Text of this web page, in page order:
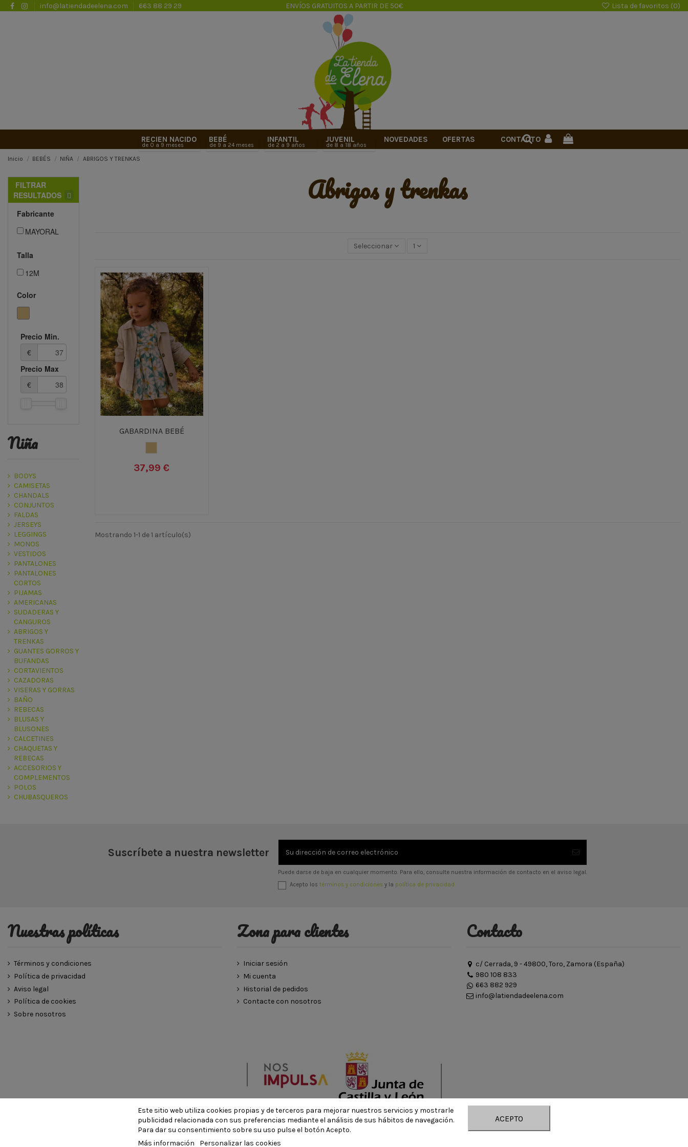
info@latiendadeelena.com 663 88 29 29 ENVÍOS GRATUITOS A PARTIR DE 50€ Lista de favoritos (0)
RECIEN NACIDO
de 0 a 9 meses
BEBÉ
de 9 a 24 meses
INFANTIL
de 2 a 9 años
JUVENIL
de 8 a 18 años
NOVEDADES OFERTAS CONTACTO
Inicio BEBÉS NIÑA ABRIGOS Y TRENKAS
abrigos y trenkas
Seleccionar 1
GABARDINA BEBÉ
37,99 €
Mostrando 1-1 de 1 artículo(s)
FILTRAR
RESULTADOS
Fabricante
MAYORAL
Talla
12M
Color
Precio Min.
€
Precio Max
€
niña
BODYS
CAMISETAS
CHANDALS
CONJUNTOS
FALDAS
JERSEYS
LEGGINGS
MONOS
VESTIDOS
PANTALONES
PANTALONES
CORTOS
PIJAMAS
AMERICANAS
SUDADERAS Y
CANGUROS
ABRIGOS Y
TRENKAS
GUANTES GORROS Y
BUFANDAS
CORTAVIENTOS
CAZADORAS
VISERAS Y GORRAS
BAÑO
REBECAS
BLUSAS Y
BLUSONES
CALCETINES
CHAQUETAS Y
REBECAS
ACCESORIOS Y
COMPLEMENTOS
POLOS
CHUBASQUEROS
Suscríbete a nuestra newsletter
Puede darse de baja en cualquier momento. Para ello, consulte nuestra información de contacto en el aviso legal.
Acepto los términos y condiciones y la política de privacidad
Nuestras políticas
Términos y condiciones
Política de privacidad
Aviso legal
Política de cookies
Sobre nosotros
Zona para clientes
Iniciar sesión
Mi cuenta
Historial de pedidos
Contacte con nosotros
Contacto
c/ Cerrada, 9 - 49800, Toro, Zamora (España)
980 108 833
663 882 929
info@latiendadeelena.com
Este sitio web utiliza cookies propias y de terceros para mejorar nuestros servicios y mostrarle
publicidad relacionada con sus preferencias mediante el análisis de sus hábitos de navegación.
Para dar su consentimiento sobre su uso pulse el botón Acepto.
Más información
Personalizar las cookies
ACEPTO
© LA TIENDA DE ELENA - Todos los derechos reservados - Powered bybytefactory